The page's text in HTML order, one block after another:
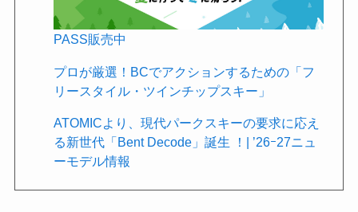
PASS販売中
プロが厳選！BCでアクションするための「フ
リースタイル・ツインチップスキー」
ATOMICより、現代パークスキーの要求に応え
る新世代「Bent Decode」誕生 ！| ’26ｰ27ニュ
ーモデル情報